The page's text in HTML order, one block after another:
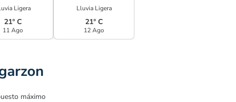
Ligera
21° C
11 Ago
Lluvia Ligera
21° C
12 Ago
máximo